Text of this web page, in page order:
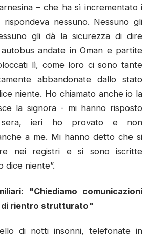
– che ha sì incrementato i
nessuno. Nessuno gli
gli dà la sicurezza di dire
andate in Oman e partite
lì, come loro ci sono tante
abbandonate dallo stato
niente. Ho chiamato anche io la
la signora - mi hanno risposto
sera, ieri ho provato e non
a me. Mi hanno detto che si
nei registri e si sono iscritte
dice niente”.
"Chiediamo comunicazioni
di rientro strutturato"
di notti insonni, telefonate in